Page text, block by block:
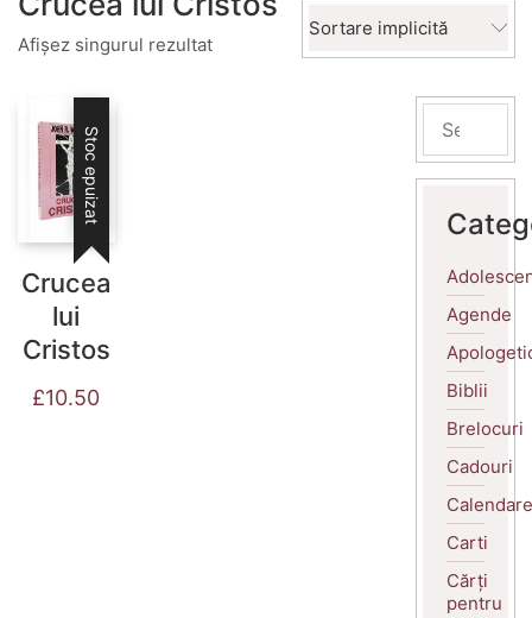
Afișez singurul rezultat
Sortare implicită
Stoc epuizat
Crucea
lui
Cristos
£10.50
Agende
Biblii
Brelocuri
Cadouri
Calendare
Carti
Cărți
pentru